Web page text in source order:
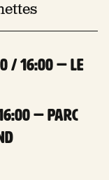
/ 16:00 — Le
— Parc